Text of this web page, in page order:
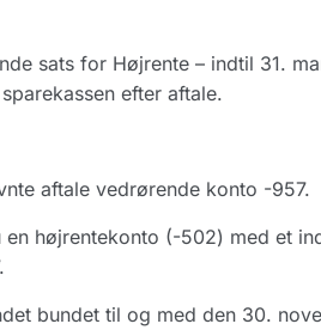
sats for Højrente – indtil 31.
efter aftale.
aftale vedrørende konto -957.
højrentekonto (-502) med et
bundet til og med den 30.